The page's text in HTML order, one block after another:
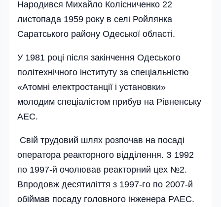
Народився Михайло Колісниченко 22
листопада 1959 року в селі Ройлянка
Саратського району Одеської області.
У 1981 році після закінчення Одеського
політехнічного інституту за спеці­альністю
«Атомні електростанції і установки»
молодим спеціалістом прибув на Рівненську
АЕС.
Свій трудовий шлях розпочав на посаді
оператора реакторного відділення. З 1992
по 1997-й очолював реакторний цех №2.
Впродовж десятиліття з 1997-го по 2007-й
обіймав посаду головного інженера РАЕС.